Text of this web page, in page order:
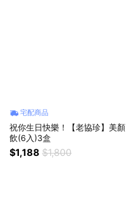
宅配商品
祝你生日快樂！【老協珍】美顏
飲(6入)3盒
$1,188 $1,800